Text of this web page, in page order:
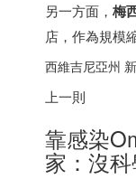
另一方面， 梅
店，作為規模
西維吉尼亞州
上一則
靠感染
家：沒